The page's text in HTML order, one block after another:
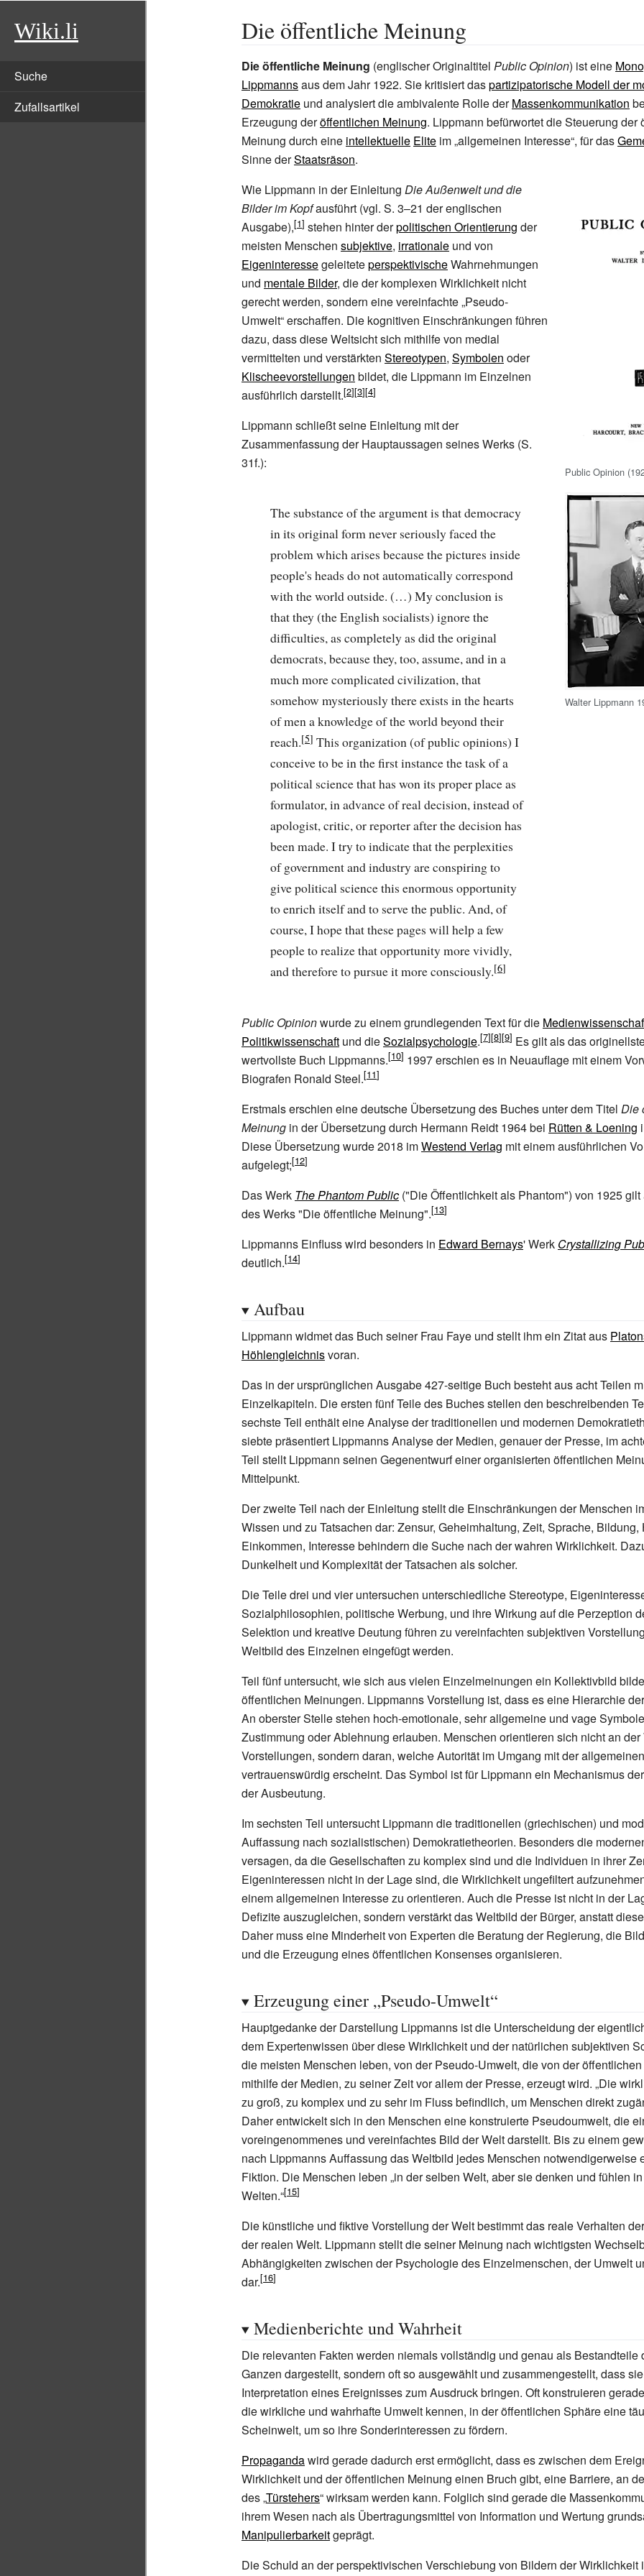
Wiki.li
Suche
Zufallsartikel
Die öffentliche Meinung
Die öffentliche Meinung (englischer Originaltitel Public Opinion) ist eine
Lippmannsaus dem Jahr 1922. Sie kritisiert daspartizipatorische Modell der
Demokratie und analysiert die ambivalente Rolle derMassenkommunikation
Erzeugung deröffentlichen Meinung. Lippmann befürwortet die Steuerung der
Meinung durch eine intellektuelle Elite im „allgemeinen Interesse“, für das
Sinne derStaatsräson.
Public Opinion
Walter Lippmann
Wie Lippmann in der Einleitung Die Außenwelt und die
Bilder im Kopfausführt (vgl. S. 3–21 der englischen
Ausgabe),
stehen hinter derpolitischen Orientierung der
meisten Menschen subjektive, irrationale und von
EigeninteressegeleiteteperspektivischeWahrnehmungen
und mentale Bilder, die der komplexen Wirklichkeit nicht
gerecht werden, sondern eine vereinfachte „Pseudo-
Umwelt“ erschaffen. Die kognitiven Einschränkungen führen
dazu, dass diese Weltsicht sich mithilfe von medial
vermittelten und verstärkten Stereotypen, Symbolen oder
Klischeevorstellungen bildet, die Lippmann im Einzelnen
ausführlich darstellt.
Lippmann schließt seine Einleitung mit der
Zusammenfassung der Hauptaussagen seines Werks (S.
31f.):
The substance of the argument is that democracy
in its original form never seriously faced the
problem which arises because the pictures inside
people's heads do not automatically correspond
with the world outside. (…) My conclusion is
that they (the English socialists) ignore the
difficulties, as completely as did the original
democrats, because they, too, assume, and in a
much more complicated civilization, that
somehow mysteriously there exists in the hearts
of men a knowledge of the world beyond their
reach.
This organization (of public opinions) I
conceive to be in the first instance the task of a
political science that has won its proper place as
formulator, in advance of real decision, instead of
apologist, critic, or reporter after the decision has
been made. I try to indicate that the perplexities
of government and industry are conspiring to
give political science this enormous opportunity
to enrich itself and to serve the public. And, of
course, I hope that these pages will help a few
people to realize that opportunity more vividly,
and therefore to pursue it more consciously.
Public Opinionwurde zu einem grundlegenden Text für die
Politikwissenschaft und dieSozialpsychologie.
Es gilt als das
wertvollste Buch Lippmanns.
1997 erschien es in Neuauflage mit einem
Biografen Ronald Steel.
Erstmals erschien eine deutsche Übersetzung des Buches unter dem Titel Die
Meinung in der Übersetzung durch Hermann Reidt 1964 bei Rütten & Loening
Diese Übersetzung wurde 2018 imWestend Verlag mit einem ausführlichen
aufgelegt;
Das Werk The Phantom Public ("Die Öffentlichkeit als Phantom") von 1925
des Werks "Die öffentliche Meinung".
Lippmanns Einfluss wird besonders in Edward Bernays' Werk Crystallizing
deutlich.
Aufbau
Lippmann widmet das Buch seiner Frau Faye und stellt ihm ein Zitat aus
Höhlengleichnisvoran.
Das in der ursprünglichen Ausgabe 427-seitige Buch besteht aus acht Teilen
Einzelkapiteln. Die ersten fünf Teile des Buches stellen den beschreibenden
sechste Teil enthält eine Analyse der traditionellen und modernen
siebte präsentiert Lippmanns Analyse der Medien, genauer der Presse, im
Teil stellt Lippmann seinen Gegenentwurf einer organisierten öffentlichen
Mittelpunkt.
Der zweite Teil nach der Einleitung stellt die Einschränkungen der Menschen
Wissen und zu Tatsachen dar: Zensur, Geheimhaltung, Zeit, Sprache, Bildung,
Einkommen, Interesse behindern die Suche nach der wahren Wirklichkeit.
Dunkelheit und Komplexität der Tatsachen als solcher.
Die Teile drei und vier untersuchen unterschiedliche Stereotype,
Sozialphilosophien, politische Werbung, und ihre Wirkung auf die Perzeption
Selektion und kreative Deutung führen zu vereinfachten subjektiven
Weltbild des Einzelnen eingefügt werden.
Teil fünf untersucht, wie sich aus vielen Einzelmeinungen ein Kollektivbild
öffentlichen Meinungen. Lippmanns Vorstellung ist, dass es eine Hierarchie
An oberster Stelle stehen hoch-emotionale, sehr allgemeine und vage
Zustimmung oder Ablehnung erlauben. Menschen orientieren sich nicht an der
Vorstellungen, sondern daran, welche Autorität im Umgang mit der
vertrauenswürdig erscheint. Das Symbol ist für Lippmann ein Mechanismus
der Ausbeutung.
Im sechsten Teil untersucht Lippmann die traditionellen (griechischen) und
Auffassung nach sozialistischen) Demokratietheorien. Besonders die
versagen, da die Gesellschaften zu komplex sind und die Individuen in ihrer
Eigeninteressen nicht in der Lage sind, die Wirklichkeit ungefiltert
einem allgemeinen Interesse zu orientieren. Auch die Presse ist nicht in der
Defizite auszugleichen, sondern verstärkt das Weltbild der Bürger, anstatt
Daher muss eine Minderheit von Experten die Beratung der Regierung, die
und die Erzeugung eines öffentlichen Konsenses organisieren.
Erzeugung einer „Pseudo-Umwelt“
Hauptgedanke der Darstellung Lippmanns ist die Unterscheidung der
dem Expertenwissen über diese Wirklichkeit und der natürlichen subjektiven
die meisten Menschen leben, von der Pseudo-Umwelt, die von der
mithilfe der Medien, zu seiner Zeit vor allem der Presse, erzeugt wird. „Die
zu groß, zu komplex und zu sehr im Fluss befindlich, um Menschen direkt
Daher entwickelt sich in den Menschen eine konstruierte Pseudoumwelt, die
voreingenommenes und vereinfachtes Bild der Welt darstellt. Bis zu einem
nach Lippmanns Auffassung das Weltbild jedes Menschen notwendigerweise
Fiktion. Die Menschen leben „in der selben Welt, aber sie denken und fühlen
Welten.“
Die künstliche und fiktive Vorstellung der Welt bestimmt das reale Verhalten
der realen Welt. Lippmann stellt die seiner Meinung nach wichtigsten
Abhängigkeiten zwischen der Psychologie des Einzelmenschen, der Umwelt
dar.
Medienberichte und Wahrheit
Die relevanten Fakten werden niemals vollständig und genau als Bestandteile
Ganzen dargestellt, sondern oft so ausgewählt und zusammengestellt, dass
Interpretation eines Ereignisses zum Ausdruck bringen. Oft konstruieren
die wirkliche und wahrhafte Umwelt kennen, in der öffentlichen Sphäre eine
Scheinwelt, um so ihre Sonderinteressen zu fördern.
Propagandawird gerade dadurch erst ermöglicht, dass es zwischen dem
Wirklichkeit und der öffentlichen Meinung einen Bruch gibt, eine Barriere, an
des „Türstehers“ wirksam werden kann. Folglich sind gerade die
ihrem Wesen nach als Übertragungsmittel von Information und Wertung
Manipulierbarkeitgeprägt.
Die Schuld an der perspektivischen Verschiebung von Bildern der Wirklichkeit